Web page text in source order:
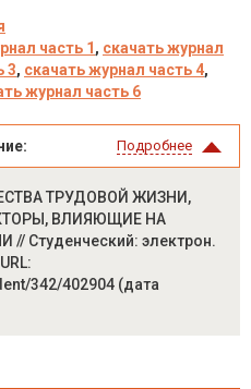
часть 1 , скачать журнал
3, скачать журнал часть 4,
журнал часть 6
Подробнее
ТРУДОВОЙ ЖИЗНИ,
ВЛИЯЮЩИЕ НА
Студенческий: электрон.
342/402904 (дата